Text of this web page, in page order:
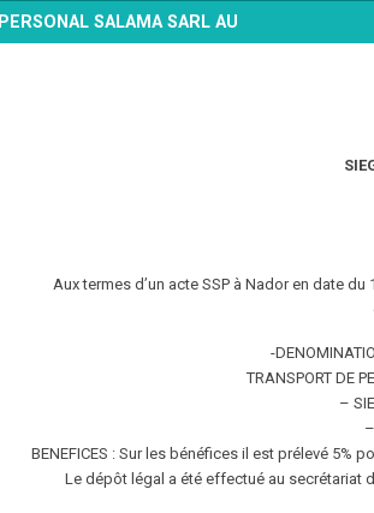
PERSONAL SALAMA SARL AU
Aux termes d’un acte SSP à Nador en date
-
TRANSPORT DE
–
BENEFICES : Sur les bénéfices il est prélevé
Le dépôt légal a été effectué au secrétariat